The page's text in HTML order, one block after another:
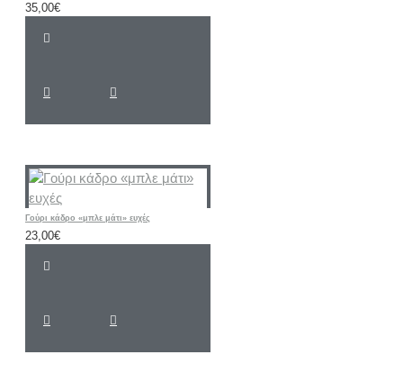
35,00€
Γούρι κάδρο «μπλε μάτι» ευχές
23,00€